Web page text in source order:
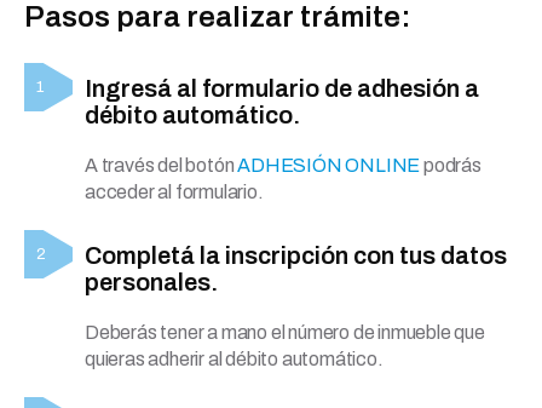
Pasos para realizar trámite:
Ingresá al formulario de adhesión a
débito automático.
A través del botónADHESIÓN ONLINEpodrás
acceder al formulario.
Completá la inscripción con tus datos
personales.
Deberás tener a mano el número de inmueble que
quieras adherir al débito automático.